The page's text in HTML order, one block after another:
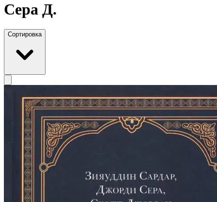
Сера Д.
Сортировка